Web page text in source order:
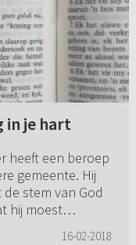
in je hart
heeft een beroep
gemeente. Hij
stem van God
hij moest
16-02-2018